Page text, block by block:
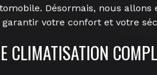
Désormais, nous
garantir votre confort et votre
CLIMATISATION